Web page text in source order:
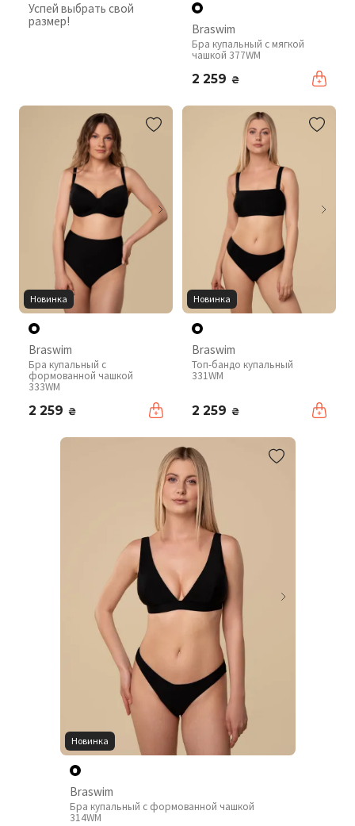
Успей выбрать свой
размер!
Braswim
Бра купальный с мягкой
чашкой 377WM
2 259 ₴
Новинка
Braswim
Бра купальный с
формованной чашкой
333WM
2 259 ₴
Новинка
Braswim
Топ-бандо купальный
331WM
2 259 ₴
Новинка
Braswim
Бра купальный с формованной чашкой
314WM